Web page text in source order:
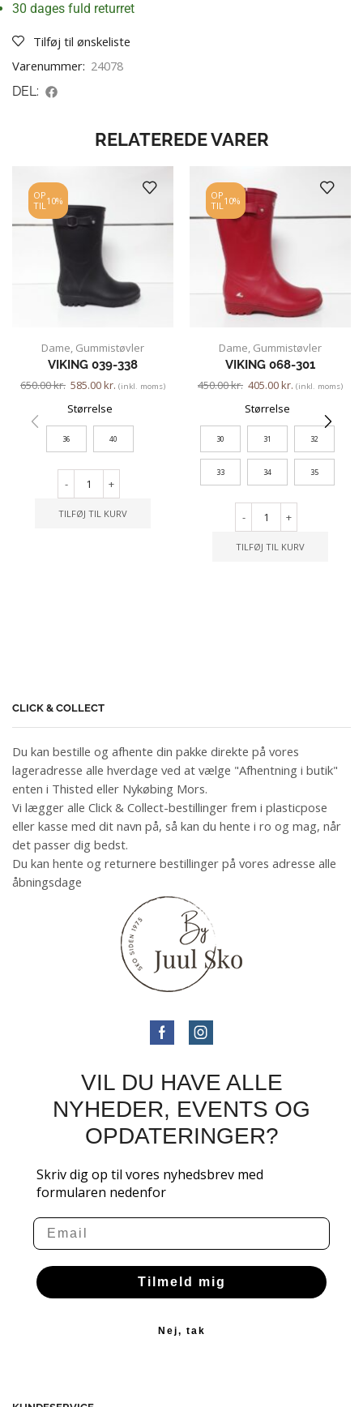
30 dages fuld returret
Tilføj til ønskeliste
Varenummer: 24078
DEL:
RELATEREDE VARER
OP
TIL10%
Dame, Gummistøvler
VIKING 039-338
650.00kr. 585.00kr. (inkl. moms)
Størrelse
36 40
- +
TILFØJ TIL KURV
OP
TIL10%
Dame, Gummistøvler
VIKING 068-301
450.00kr. 405.00kr. (inkl. moms)
Størrelse
30 31 32
33 34 35
- +
TILFØJ TIL KURV
CLICK & COLLECT
Du kan bestille og afhente din pakke direkte på vores
lageradresse alle hverdage ved at vælge "Afhentning i butik"
enten i Thisted eller Nykøbing Mors.
Vi lægger alle Click & Collect-bestillinger frem i plasticpose
eller kasse med dit navn på, så kan du hente i ro og mag, når
det passer dig bedst.
Du kan hente og returnere bestillinger på vores adresse alle
åbningsdage
VIL DU HAVE ALLE
NYHEDER, EVENTS OG
OPDATERINGER?
Skriv dig op til vores nyhedsbrev med
formularen nedenfor
Email
Tilmeld mig
Nej, tak